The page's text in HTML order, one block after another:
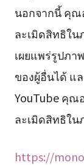
นอกจากนี้ คุณ
ละเมิดสิทธิใ
เผยแพร่รูปภ
ของผู้อื่นได้ แ
YouTube คุณ
ละเมิดสิทธิใน
https://